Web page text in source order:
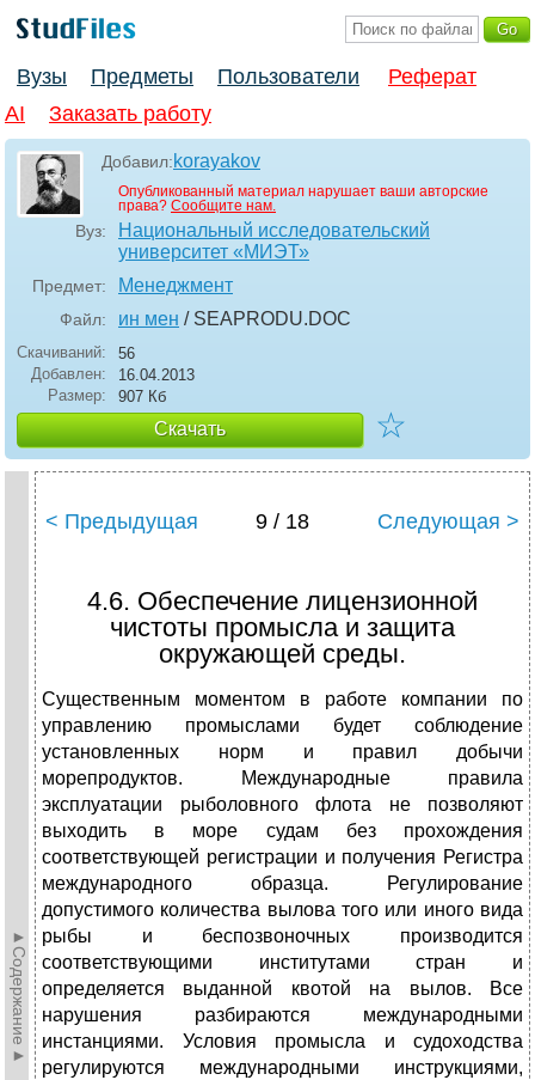
Вузы Предметы Пользователи
Реферат
AI
Заказать работу
Добавил:korayakov
Опубликованный материал нарушает ваши авторские
права? Сообщите нам.
Вуз:
Национальный исследовательский
университет «МИЭТ»
Предмет: Менеджмент
Файл: ин мен / SEAPRODU.DOC
Скачиваний:
56
Добавлен:
16.04.2013
Размер:
907 Кб
Скачать ☆
►Содержание►
< Предыдущая 9 / 18 Следующая >
4.6. Обеспечение лицензионной
чистоты промысла и защита
окружающей среды.
Существенным моментом в работе компании по
управлению промыслами будет соблюдение
установленных норм и правил добычи
морепродуктов. Международные правила
эксплуатации рыболовного флота не позволяют
выходить в море судам без прохождения
соответствующей регистрации и получения Регистра
международного образца. Регулирование
допустимого количества вылова того или иного вида
рыбы и беспозвоночных производится
соответствующими институтами стран и
определяется выданной квотой на вылов. Все
нарушения разбираются международными
инстанциями. Условия промысла и судоходства
регулируются международными инструкциями,